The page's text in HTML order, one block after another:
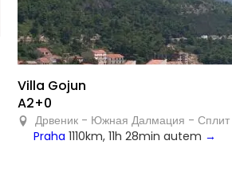
Villa Gojun
A2+0
Дрвеник - Южная Далмация - Сплит
Praha 1110km, 11h 28min autem →